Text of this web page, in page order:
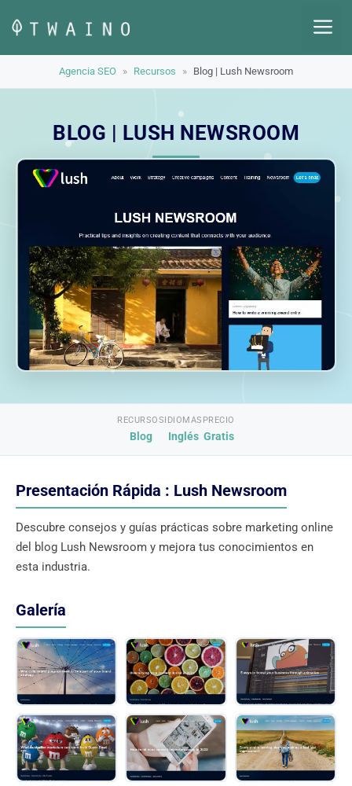
contenido
Agencia SEO » Recursos » Blog | Lush Newsroom
BLOG | LUSH NEWSROOM
RECURSOS
Blog
IDIOMAS
Inglés
PRECIO
Gratis
Presentación Rápida : Lush Newsroom
Descubre consejos y guías prácticas sobre marketing online
del blog Lush Newsroom y mejora tus conocimientos en
esta industria.
Galería